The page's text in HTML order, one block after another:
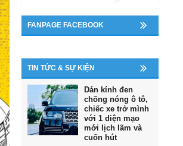
FANPAGE FACEBOOK
TIN TỨC & SỰ KIỆN
Dán kính đen
chống nóng ô tô,
chiếc xe trở mình
với 1 diện mạo
mới lịch lãm và
cuốn hút